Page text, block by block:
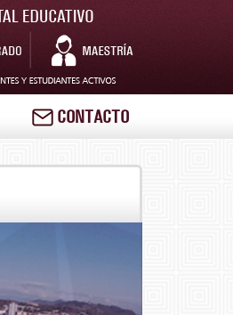
CONTACTO